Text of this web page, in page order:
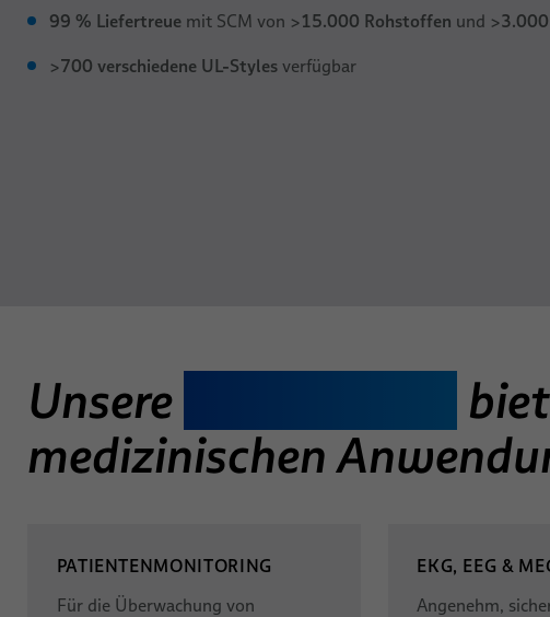
99 % Liefertreuemit SCM von >15.000 Rohstoffen und >
>700 verschiedene UL-Stylesverfügbar
Unsere
medizinischen
PATIENTENMONITORING
Für die Überwachung von
EKG, EEG &
Angenehm,